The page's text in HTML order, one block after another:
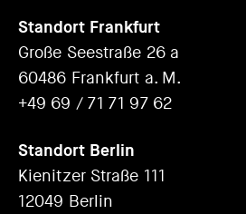
Standort Frankfurt
Große Seestraße 26 a
60486 Frankfurt a. M.
+49 69 / 71 71 97 62
Standort Berlin
Kienitzer Straße 111
12049 Berlin